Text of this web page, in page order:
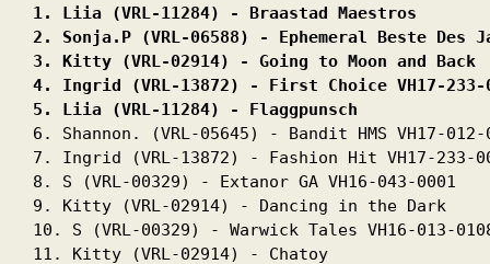
1. Liia (VRL-11284) - Braastad Maestros
2. Sonja.P (VRL-06588) - Ephemeral Beste Des
3. Kitty (VRL-02914) - Going to Moon and Back
4. Ingrid (VRL-13872) - First Choice VH17-
5. Liia (VRL-11284) - Flaggpunsch
6. Shannon. (VRL-05645) - Bandit HMS VH17-012-
7. Ingrid (VRL-13872) - Fashion Hit VH17-233-
8. S (VRL-00329) - Extanor GA VH16-043-0001
9. Kitty (VRL-02914) - Dancing in the Dark
10. S (VRL-00329) - Warwick Tales VH16-013-
11. Kitty (VRL-02914) - Chatoy